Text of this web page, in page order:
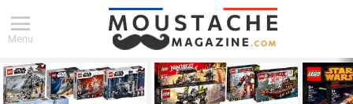
Menu
DERNIERS
ARTICLES